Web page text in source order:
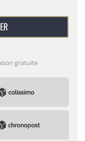
gratuite